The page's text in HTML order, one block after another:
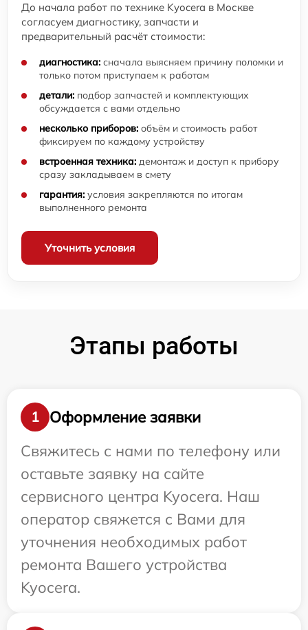
До начала работ по технике Kyocera в Москве
согласуем диагностику, запчасти и
предварительный расчёт стоимости:
диагностика: сначала выясняем причину поломки и
только потом приступаем к работам
детали: подбор запчастей и комплектующих
обсуждается с вами отдельно
несколько приборов: объём и стоимость работ
фиксируем по каждому устройству
встроенная техника: демонтаж и доступ к прибору
сразу закладываем в смету
гарантия: условия закрепляются по итогам
выполненного ремонта
Уточнить условия
Этапы работы
1
Оформление заявки
Свяжитесь с нами по телефону или
оставьте заявку на сайте
сервисного центра Kyocera. Наш
оператор свяжется с Вами для
уточнения необходимых работ
ремонта Вашего устройства
Kyocera.